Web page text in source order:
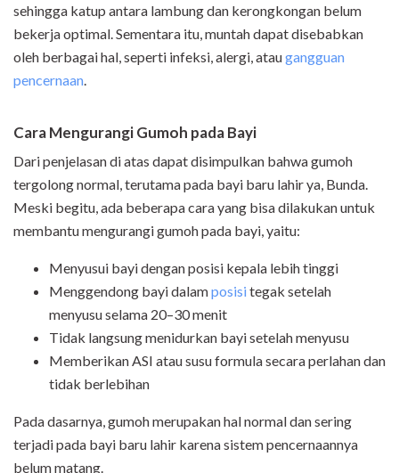
sehingga katup antara lambung dan kerongkongan belum
bekerja optimal. Sementara itu, muntah dapat disebabkan
oleh berbagai hal, seperti infeksi, alergi, ataugangguan
pencernaan.
Cara Mengurangi Gumoh pada Bayi
Dari penjelasan di atas dapat disimpulkan bahwa gumoh
tergolong normal, terutama pada bayi baru lahir ya, Bunda.
Meski begitu, ada beberapa cara yang bisa dilakukan untuk
membantu mengurangi gumoh pada bayi, yaitu:
Menyusui bayi dengan posisi kepala lebih tinggi
Menggendong bayi dalamposisitegak setelah
menyusu selama 20–30 menit
Tidak langsung menidurkan bayi setelah menyusu
Memberikan ASI atau susu formula secara perlahan dan
tidak berlebihan
Pada dasarnya, gumoh merupakan hal normal dan sering
terjadi pada bayi baru lahir karena sistem pencernaannya
belum matang.